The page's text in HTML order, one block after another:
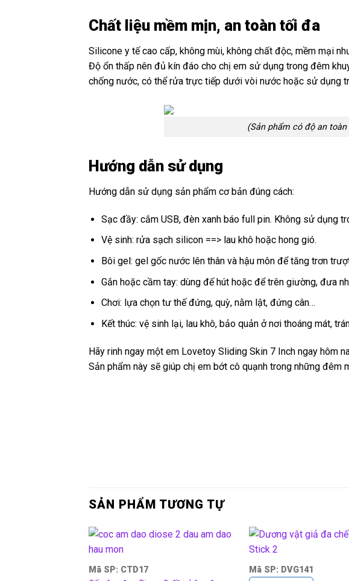
Chất liệu mềm mịn, an toàn tối đa
Silicone y tế cao cấp, không mùi, không chất độc, mềm mại
Độ ổn thấp nên đủ kín đáo cho chị em sử dụng trong đêm
chống nước, có thể rửa trực tiếp dưới vòi nước hoặc sử dụng
(Sản phẩm có độ an
Hướng dẫn sử dụng
Hướng dẫn sử dụng sản phẩm cơ bản đúng cách:
Sạc đầy: cắm USB, đèn xanh báo full pin. Không sử dụng
Vệ sinh: rửa sạch silicon ==> lau khô hoặc hong gió.
Bôi gel: gel gốc nước lên thân và hậu môn để tăng trơn
Gắn hoặc cầm tay: dùng đế hút hoặc để trên giường, đưa
Chơi: lựa chọn tư thế đứng, quỳ, nằm lật, đứng cân…
Kết thúc: vệ sinh lại, lau khô, bảo quản ở nơi thoáng mát,
Hãy rinh ngay một em Lovetoy Sliding Skin 7 Inch ngay hôm
Sản phẩm này sẽ giúp chị em bớt cô quạnh trong những đêm
SẢN PHẨM TƯƠNG TỰ
Mã SP: CTD17
Mã SP: DVG141